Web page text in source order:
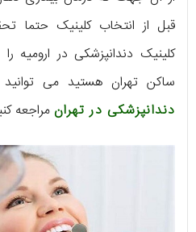
قبل از انتخاب کلینیک حتما
کلینیک دندانپزشکی در ارومیه
ساکن تهران هستید می توانید
دندانپزشکی در تهرانمراجعه